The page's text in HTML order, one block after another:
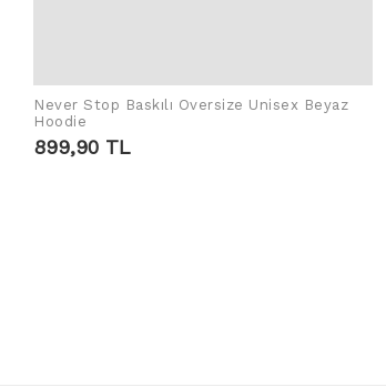
Never Stop Baskılı Oversize Unisex Beyaz
Hoodie
899,90 TL